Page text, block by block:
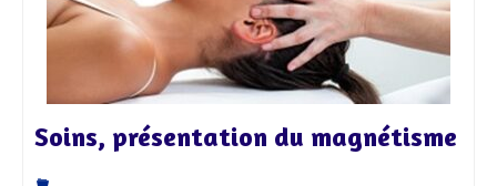
Soins, présentation du magnétisme